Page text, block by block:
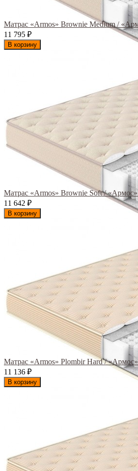
Матрас «Armos» Brownie Medium /
11 795 ₽
В корзину
Матрас «Armos» Brownie Soft /
11 642 ₽
В корзину
Матрас «Armos» Plombir Hard /
11 136 ₽
В корзину